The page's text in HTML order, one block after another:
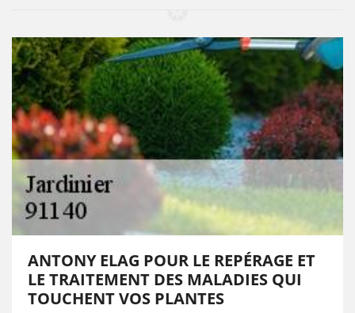
ANTONY ELAG POUR LE REPÉRAGE ET
LE TRAITEMENT DES MALADIES QUI
TOUCHENT VOS PLANTES